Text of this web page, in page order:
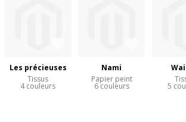
Les précieuses
Tissus
4 couleurs
Nami
Papier peint
6 couleurs 5